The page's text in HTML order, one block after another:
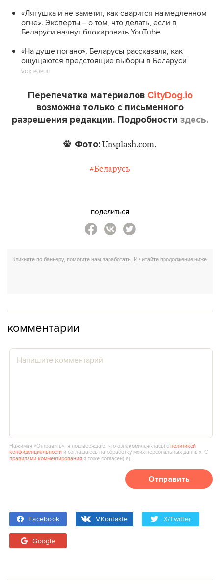
«Лягушка и не заметит, как сварится на медленном
огне». Эксперты – о том, что делать, если в
Беларуси начнут блокировать YouTube
«На душе погано». Беларусы рассказали, как
ощущаются предстоящие выборы в Беларуси
VOX POPULI
Перепечатка материалов CityDog.io
возможна только с письменного
разрешения редакции. Подробности здесь.
Фото: Unsplash.com.
#Беларусь
поделиться
комментарии
Нажимая «Отправить», я подтверждаю, что ознакомился(‑лась) сполитикой
конфиденциальности и соглашаюсь на обработку моих персональных данных. С
правилами комментирования я тоже согласен(‑а).
Отправить
Facebook VKontakte X/Twitter
Google